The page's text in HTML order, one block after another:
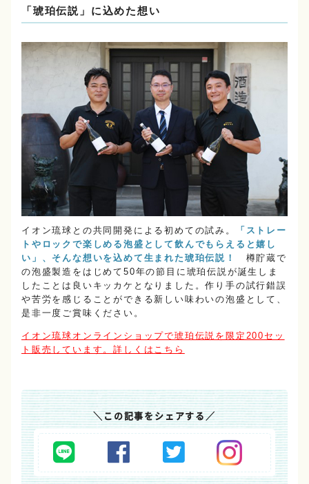
「琥珀伝説」に込めた想い
イオン琉球との共同開発による初めての試み。
「ストレー
トやロックで楽しめる泡盛として飲んでもらえると嬉し
い」、そんな想いを込めて生まれた琥珀伝説！
樽貯蔵で
の泡盛製造をはじめて50年の節目に琥珀伝説が誕生しま
したことは良いキッカケとなりました。作り手の試行錯誤
や苦労を感じることができる新しい味わいの泡盛として、
是非一度ご賞味ください。
イオン琉球オンラインショップで琥珀伝説を限定200セッ
ト販売しています。詳しくはこちら
＼この記事をシェアする／